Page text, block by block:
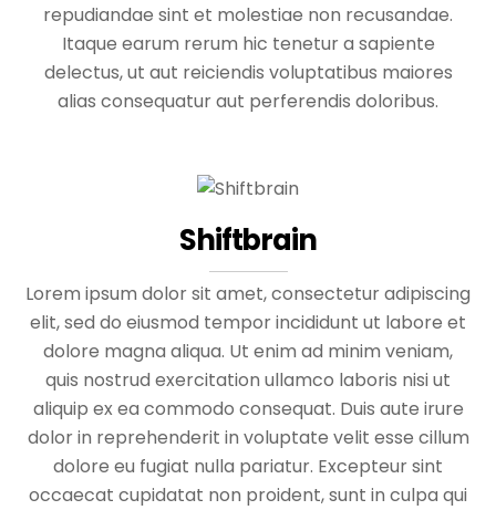
repudiandae sint et molestiae non recusandae.
Itaque earum rerum hic tenetur a sapiente
delectus, ut aut reiciendis voluptatibus maiores
alias consequatur aut perferendis doloribus.
Shiftbrain
Lorem ipsum dolor sit amet, consectetur adipiscing
elit, sed do eiusmod tempor incididunt ut labore et
dolore magna aliqua. Ut enim ad minim veniam,
quis nostrud exercitation ullamco laboris nisi ut
aliquip ex ea commodo consequat. Duis aute irure
dolor in reprehenderit in voluptate velit esse cillum
dolore eu fugiat nulla pariatur. Excepteur sint
occaecat cupidatat non proident, sunt in culpa qui